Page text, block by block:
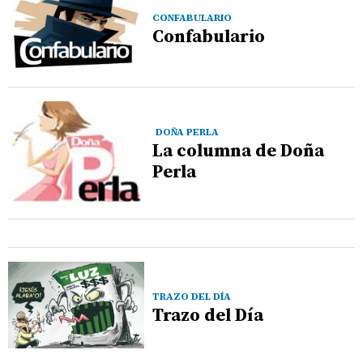
CONFABULARIO
Confabulario
DOÑA PERLA
La columna de Doña
Perla
TRAZO DEL DÍA
Trazo del Día